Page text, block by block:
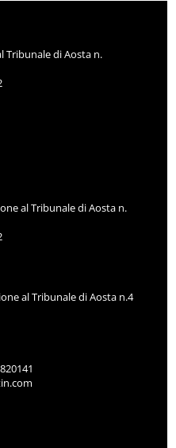
Tribunale di Aosta n.
al Tribunale di Aosta n.
al Tribunale di Aosta n.4